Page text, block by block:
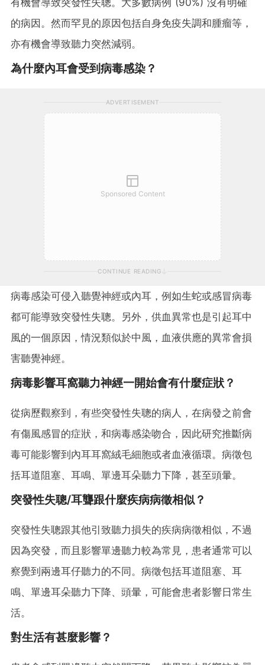
的病因。然而罕見的原因包括自身免疫失調和腫瘤等，
亦有機會導致聽力突然減弱。
為什麼內耳會受到病毒感染？
ADVERTISEMENT
Sponsored Content
CONTINUE READING
病毒感染可侵入聽覺神經或內耳，例如生蛇或感冒病毒
都可能導致突發性失聰。另外，供血異常也是引起耳中
風的一個原因，情況類似於中風，血液供應的異常會損
害聽覺神經。
病毒影響耳窩聽力神經一開始會有什麼症狀？
從病歷觀察到，有些突發性失聰的病人，在病發之前會
有傷風感冒的症狀，和病毒感染吻合，因此研究推斷病
毒可能影響到內耳耳窩絨毛細胞或者血液循環。病徵包
括耳道阻塞、耳鳴、單邊耳朵聽力下降，甚至頭暈。
突發性失聰/耳聾跟什麼疾病病徵相似？
突發性失聰跟其他引致聽力損失的疾病病徵相似，不過
因為突發，而且影響單邊聽力較為常見，患者通常可以
察覺到兩邊耳仔聽力的不同。病徵包括耳道阻塞、耳
鳴、單邊耳朵聽力下降、頭暈，可能會患者影響日常生
活。
對生活有甚麼影響？